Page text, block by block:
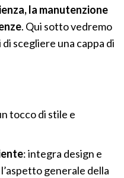
la manutenzione
. Qui sotto vedremo
scegliere una cappa di
tocco di stile e
: integra design e
generale della